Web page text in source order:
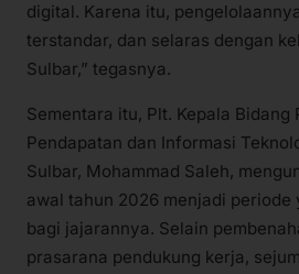
digital. Karena itu,
terstandar, dan selaras dengan
Sulbar,” tegasnya.
Sementara itu, Plt. Kepala Bidang
Pendapatan dan Informasi
Sulbar, Mohammad Saleh,
awal tahun 2026 menjadi periode
bagi jajarannya. Selain
prasarana pendukung kerja,